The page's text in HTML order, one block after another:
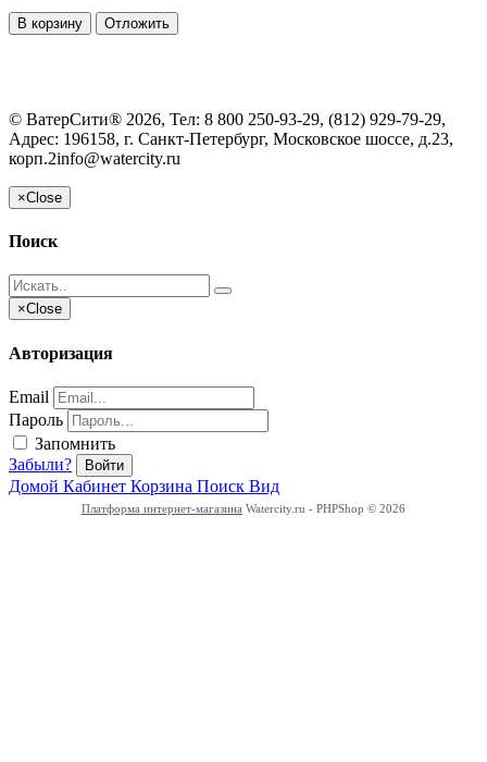
В корзину Отложить
© ВатерСити® 2026, Тел: 8 800 250-93-29, (812) 929-79-29,
Адрес: 196158, г. Санкт-Петербург, Московское шоссе, д.23,
корп.2info@watercity.ru
×Close
Поиск
×Close
Авторизация
Email
Пароль
Запомнить
Забыли?
Войти
Домой Кабинет Корзина Поиск Вид
Платформа интернет-магазина Watercity.ru - PHPShop © 2026